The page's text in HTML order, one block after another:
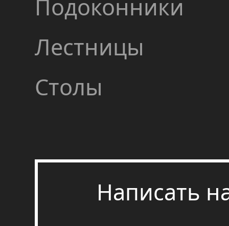
Подоконники
Лестницы
Столы
Написать